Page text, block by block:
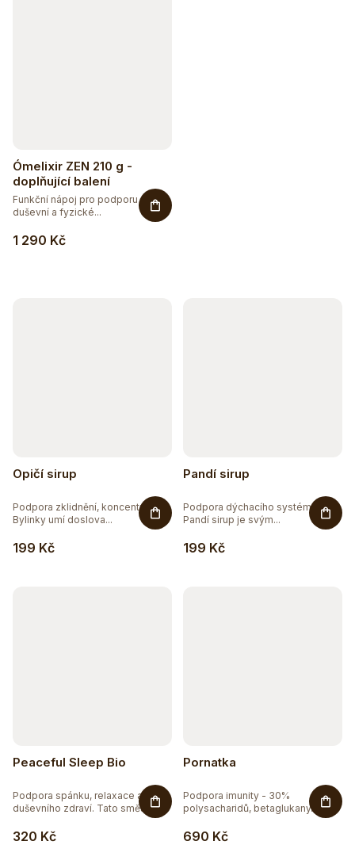
Ómelixir ZEN 210 g -
doplňující balení
1 290 Kč
Funkční nápoj pro podporu
duševní a fyzické...
Sleva až 20 %
Opičí sirup
199 Kč
Podpora zklidnění, koncentrace.
Bylinky umí doslova...
Pandí sirup
199 Kč
Podpora dýchacího systému.
Pandí sirup je svým...
Peaceful Sleep Bio
320 Kč
Podpora spánku, relaxace a
duševního zdraví. Tato směs z...
Pornatka
690 Kč
Podpora imunity - 30%
polysacharidů, betaglukany.